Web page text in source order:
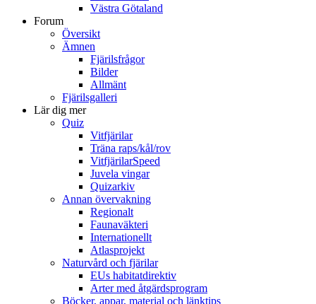
Västra Götaland
Forum
Översikt
Ämnen
Fjärilsfrågor
Bilder
Allmänt
Fjärilsgalleri
Lär dig mer
Quiz
Vitfjärilar
Träna raps/kål/rov
VitfjärilarSpeed
Juvela vingar
Quizarkiv
Annan övervakning
Regionalt
Faunaväkteri
Internationellt
Atlasprojekt
Naturvård och fjärilar
EUs habitatdirektiv
Arter med åtgärdsprogram
Böcker, appar, material och länktips